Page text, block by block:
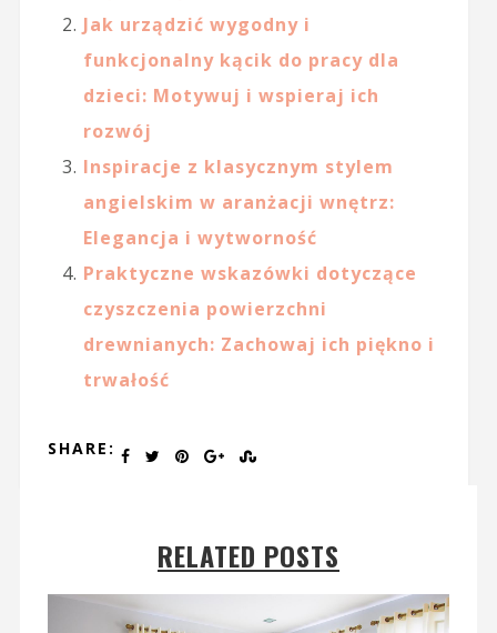
Jak urządzić wygodny i
funkcjonalny kącik do pracy dla
dzieci: Motywuj i wspieraj ich
rozwój
Inspiracje z klasycznym stylem
angielskim w aranżacji wnętrz:
Elegancja i wytworność
Praktyczne wskazówki dotyczące
czyszczenia powierzchni
drewnianych: Zachowaj ich piękno i
trwałość
SHARE:
RELATED POSTS